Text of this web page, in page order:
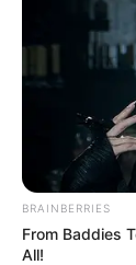
BRAINBERRIES
From Baddies
All!